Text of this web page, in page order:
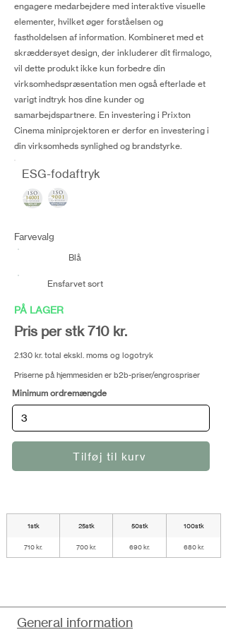
engagere medarbejdere med interaktive visuelle
elementer, hvilket øger forståelsen og
fastholdelsen af information. Kombineret med et
skræddersyet design, der inkluderer dit firmalogo,
vil dette produkt ikke kun forbedre din
virksomhedspræsentation men også efterlade et
varigt indtryk hos dine kunder og
samarbejdspartnere. En investering i Prixton
Cinema miniprojektoren er derfor en investering i
din virksomheds synlighed og brandstyrke.
ESG-fodaftryk
Farvevalg
Blå
Ensfarvet sort
PÅ LAGER
Pris per stk 710 kr.
2.130 kr. total ekskl. moms og logotryk
Priserne på hjemmesiden er b2b-priser/engrospriser
Minimum ordremængde
Tilføj til kurv
1stk 25stk 50stk 100stk
710 kr. 700 kr. 690 kr. 680 kr.
General information